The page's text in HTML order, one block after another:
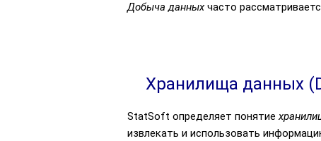
Добыча данныхчасто
Хранилища данных
StatSoft определяет понятие
извлекать и использовать